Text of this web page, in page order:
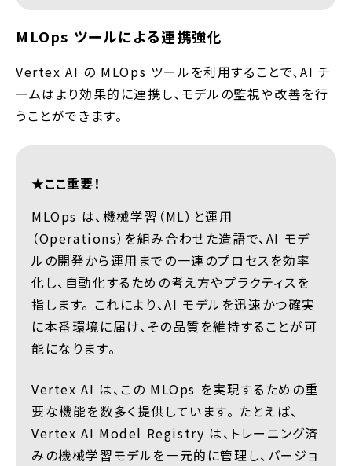
MLOps ツールによる連携強化
Vertex AI の MLOps ツールを利用することで、AI チ
ームはより効果的に連携し、モデルの監視や改善を行
うことができます。
★ここ重要！
MLOps は、機械学習（ML）と運用
（Operations）を組み合わせた造語で、AI モデ
ルの開発から運用までの一連のプロセスを効率
化し、自動化するための考え方やプラクティスを
指します。 これにより、AI モデルを迅速かつ確実
に本番環境に届け、その品質を維持することが可
能になります。
Vertex AI は、この MLOps を実現するための重
要な機能を数多く提供しています。 たとえば、
Vertex AI Model Registry は、トレーニング済
みの機械学習モデルを一元的に管理し、バージョ